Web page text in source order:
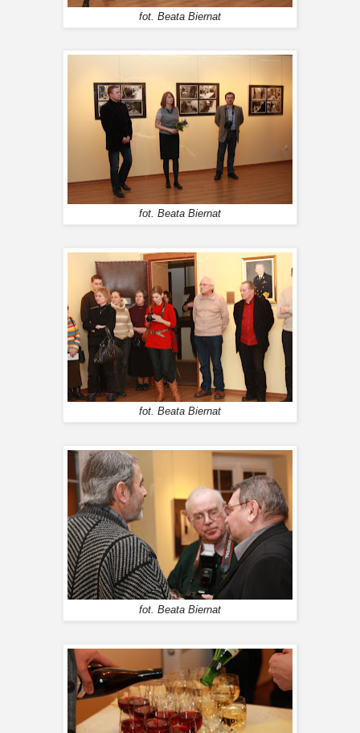
fot. Beata Biernat
fot. Beata Biernat
fot. Beata Biernat
fot. Beata Biernat